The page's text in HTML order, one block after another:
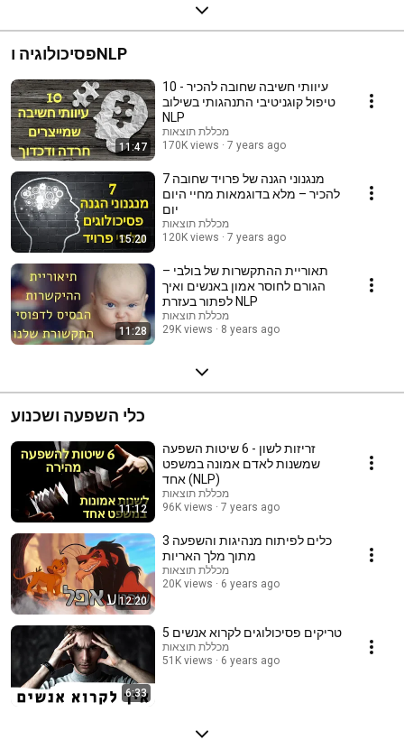
פסיכולוגיה וNLP
11:47
10 עיוותי חשיבה שחובה להכיר -
טיפול קוגניטיבי התנהגותי בשילוב
NLP
מכללת תוצאות
170K views
7 years ago
15:20
7 מנגנוני הגנה של פרויד שחובה
להכיר – מלא בדוגמאות מחיי היום
יום
מכללת תוצאות
120K views
7 years ago
11:28
תאוריית ההתקשרות של בולבי –
הגורם לחוסר אמון באנשים ואיך
לפתור בעזרת NLP
מכללת תוצאות
29K views
8 years ago
כלי השפעה ושכנוע
11:12
זריזות לשון - 6 שיטות השפעה
שמשנות לאדם אמונה במשפט
אחד (NLP)
מכללת תוצאות
96K views
7 years ago
12:20
3 כלים לפיתוח מנהיגות והשפעה
מתוך מלך האריות
מכללת תוצאות
20K views
6 years ago
6:33
5 טריקים פסיכולוגים לקרוא אנשים
מכללת תוצאות
51K views
6 years ago